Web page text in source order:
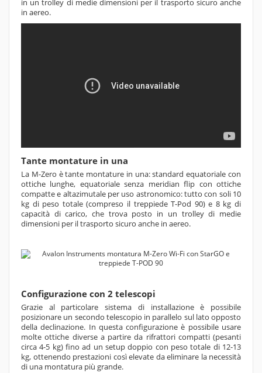
in un trolley di medie dimensioni per il trasporto sicuro anche
in aereo.
Tante montature in una
La M-Zero è tante montature in una: standard equatoriale con
ottiche lunghe, equatoriale senza meridian flip con ottiche
compatte e altazimutale per uso astronomico: tutto con soli 10
kg di peso totale (compreso il treppiede T-Pod 90) e 8 kg di
capacità di carico, che trova posto in un trolley di medie
dimensioni per il trasporto sicuro anche in aereo.
Configurazione con 2 telescopi
Grazie al particolare sistema di installazione è possibile
posizionare un secondo telescopio in parallelo sul lato opposto
della declinazione. In questa configurazione è possibile usare
molte ottiche diverse a partire da rifrattori compatti (pesanti
circa 4-5 kg) fino ad un setup doppio con peso totale di 12-13
kg, ottenendo prestazioni così elevate da eliminare la necessità
di una montatura più grande.